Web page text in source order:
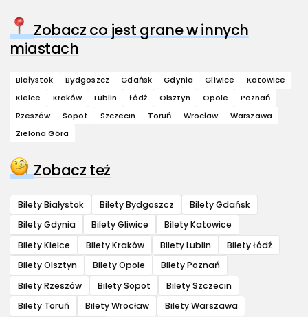
Zobacz co jest grane w innych
miastach
Białystok Bydgoszcz Gdańsk Gdynia Gliwice
Katowice
Kielce
Kraków Lublin Łódź Olsztyn Opole
Poznań
Rzeszów
Sopot Szczecin Toruń Wrocław
Warszawa
Zielona Góra
Zobacz też
Bilety Białystok Bilety Bydgoszcz
Bilety Gdańsk
Bilety Gdynia
Bilety Gliwice
Bilety Katowice
Bilety Kielce
Bilety Kraków Bilety Lublin
Bilety Łódź
Bilety Olsztyn
Bilety Opole
Bilety Poznań
Bilety Rzeszów
Bilety Sopot
Bilety Szczecin
Bilety Toruń
Bilety Wrocław
Bilety Warszawa